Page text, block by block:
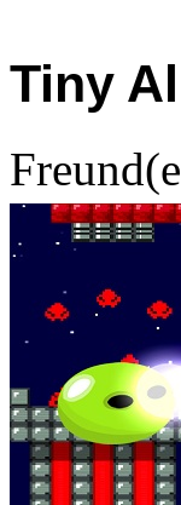
Tiny